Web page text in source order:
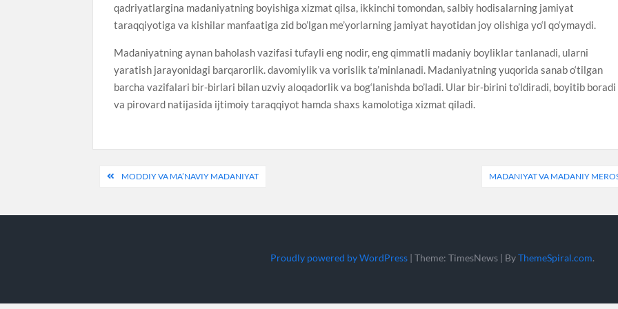
qadriyatlargina madaniyatning boyishiga xizmat qilsa, ikkinchi tomondan, salbiy hodisalarning jamiyat
taraqqiyotiga va kishilar manfaatiga zid bo’lgan me’yorlarning jamiyat hayotidan joy olishiga yo‘l qo‘ymaydi.
Madaniyatning aynan baholash vazifasi tufayli eng nodir, eng qimmatli madaniy boyliklar tanlanadi, ularni
yaratish jarayonidagi barqarorlik. davomiylik va vorislik ta’minlanadi. Madaniyatning yuqorida sanab o‘tilgan
barcha vazifalari bir-birlari bilan uzviy aloqadorlik va bog‘lanishda bo’ladi. Ular bir-birini to’ldiradi, boyitib boradi
va pirovard natijasida ijtimoiy taraqqiyot hamda shaxs kamolotiga xizmat qiladi.
PostMODDIY VA MA’NAVIY MADANIYAT MADANIYAT VA MADANIY
Proudly powered by WordPress | Theme: TimesNews | ByThemeSpiral.com.